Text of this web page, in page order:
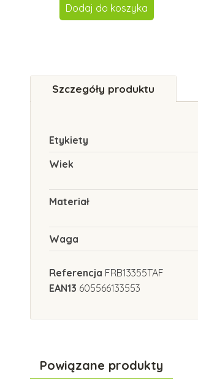
Dodaj do koszyka
Szczegóły produktu
Etykiety
Wiek
Materiał
Waga
Referencja FRB13355TAF
EAN13 605566133553
Powiązane produkty